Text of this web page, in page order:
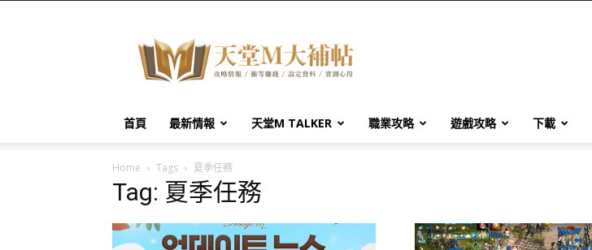
堂
M
大
帖
首頁 最新情報 天堂M TALKER 職業攻略 遊戲攻略 下載
Home Tags 夏季任務
Tag: 夏季任務